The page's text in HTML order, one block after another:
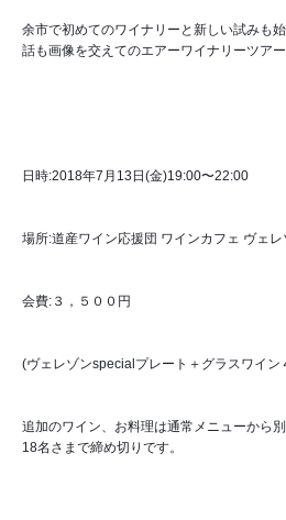
余市で初めてのワイナリーと新しい試みも
話も画像を交えてのエアーワイナリーツア
日時:2018年7月13日(金)19:00〜22:00
場所:道産ワイン応援団 ワインカフェ ヴェレ
会費:３，５００円
(ヴェレゾンspecialプレート＋グラスワイン
追加のワイン、お料理は通常メニューから
18名さまで締め切りです。